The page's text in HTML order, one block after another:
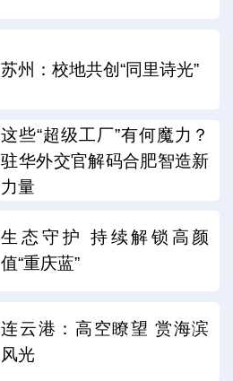
苏州：校地共创“同里诗光”
这些“超级工厂”有何魔力？
驻华外交官解码合肥智造新
力量
生态守护 持续解锁高颜
值“重庆蓝”
连云港：高空瞭望 赏海滨
风光